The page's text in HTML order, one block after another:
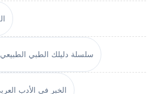
سلسلة دليلك الطبي
الخبر في الأدب